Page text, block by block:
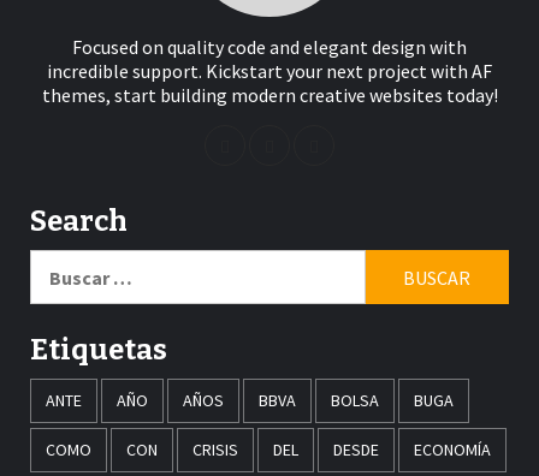
Focused on quality code and elegant design with
incredible support. Kickstart your next project with AF
themes, start building modern creative websites today!
Search
Etiquetas
ANTE AÑO AÑOS BBVA BOLSA BUGA
COMO CON CRISIS DEL DESDE ECONOMÍA